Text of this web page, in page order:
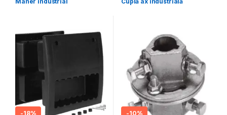
-18% -10%